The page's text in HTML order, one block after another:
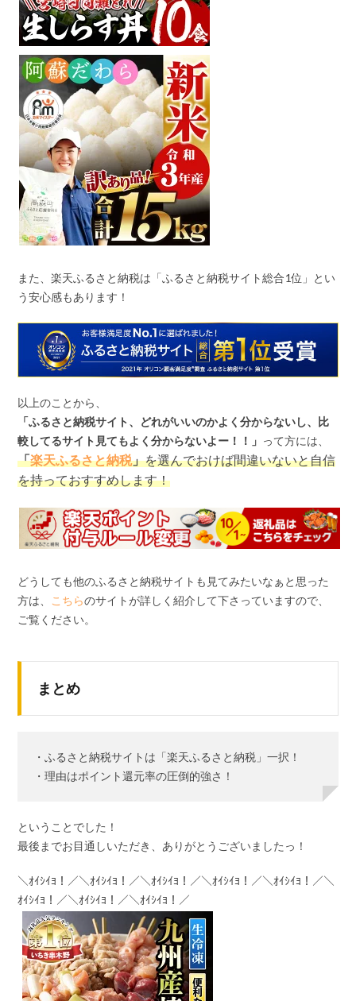
また、楽天ふるさと納税は「ふるさと納税サイト総合1位」とい
う安心感もあります！
以上のことから、
「ふるさと納税サイト、どれがいいのかよく分からないし、比
較してるサイト見てもよく分からないよー！！」 って方には、
「楽天ふるさと納税」を選んでおけば間違いないと自信
を持っておすすめします！
どうしても他のふるさと納税サイトも見てみたいなぁと思った
方は、 こちらのサイトが詳しく紹介して下さっていますので、
ご覧ください。
まとめ
・ふるさと納税サイトは「楽天ふるさと納税」一択！
・理由はポイント還元率の圧倒的強さ！
ということでした！
最後までお目通しいただき、ありがとうございましたっ！
＼ｵｲｼｲﾖ！／＼ｵｲｼｲﾖ！／＼ｵｲｼｲﾖ！／＼ｵｲｼｲﾖ！／＼ｵｲｼｲﾖ！／＼
ｵｲｼｲﾖ！／＼ｵｲｼｲﾖ！／＼ｵｲｼｲﾖ！／